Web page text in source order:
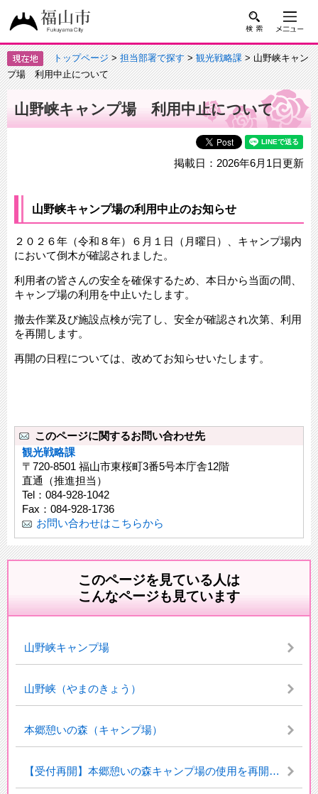
トップページ>担当部署で探す>観光戦略課> 山野峡キャン
プ場 利用中止について
山野峡キャンプ場 利用中止について
掲載日：2026年6月1日更新
山野峡キャンプ場の利用中止のお知らせ
２０２６年（令和８年）６月１日（月曜日）、キャンプ場内
において倒木が確認されました。
利用者の皆さんの安全を確保するため、本日から当面の間、
キャンプ場の利用を中止いたします。
撤去作業及び施設点検が完了し、安全が確認され次第、利用
を再開します。
再開の日程については、改めてお知らせいたします。
このページに関するお問い合わせ先
観光戦略課
〒720-8501 福山市東桜町3番5号本庁舎12階
直通（推進担当）
Tel：084-928-1042
Fax：084-928-1736
お問い合わせはこちらから
このページを見ている人は
こんなページも見ています
山野峡キャンプ場
山野峡（やまのきょう）
本郷憩いの森（キャンプ場）
【受付再開】本郷憩いの森キャンプ場の使用を再開します